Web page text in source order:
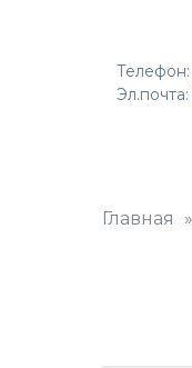
Телефон:
Эл.почта:
Главная